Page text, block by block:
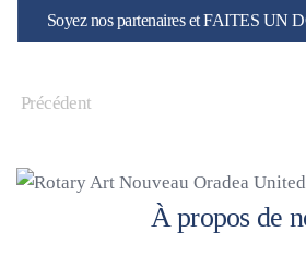
Soyez nos partenaires et FAITES UN
Précédent
À propos de